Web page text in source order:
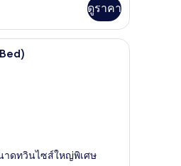
ดูราคา
พัก
รื่องนอนระดับพรีเมียม, ผ้านวมขนเป็ด, มินิบ
าดทวินไซส์ใหญ่พิเศษ